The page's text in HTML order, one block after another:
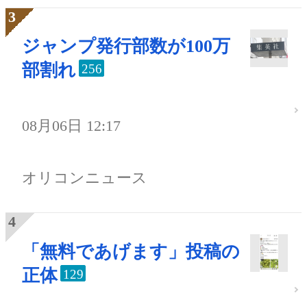
ジャンプ発行部数が100万
部割れ 256
08月06日 12:17
オリコンニュース
「無料であげます」投稿の
正体 129